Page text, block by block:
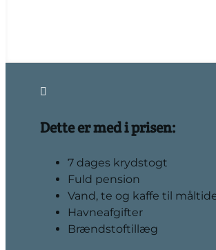

Dette er med i prisen:
7 dages krydstogt
Fuld pension
Vand, te og kaffe til
Havneafgifter
Brændstoftillæg